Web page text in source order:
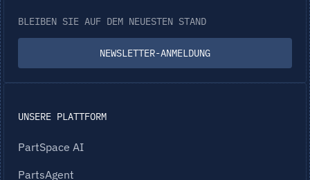
BLEIBEN SIE AUF DEM NEUESTEN STAND
NEWSLETTER-ANMELDUNG
UNSERE PLATTFORM
PartSpace AI
PartsAgent